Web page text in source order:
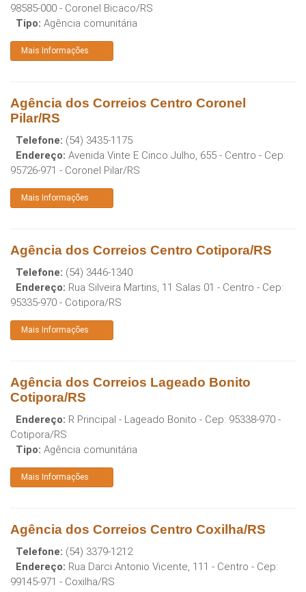
98585-000 - Coronel Bicaco/RS
Tipo: Agência comunitária
Mais Informações
Agência dos Correios Centro Coronel
Pilar/RS
Telefone: (54) 3435-1175
Endereço: Avenida Vinte E Cinco Julho, 655 - Centro - Cep:
95726-971 - Coronel Pilar/RS
Mais Informações
Agência dos Correios Centro Cotipora/RS
Telefone: (54) 3446-1340
Endereço: Rua Silveira Martins, 11 Salas 01 - Centro - Cep:
95335-970 - Cotipora/RS
Mais Informações
Agência dos Correios Lageado Bonito
Cotipora/RS
Endereço: R Principal - Lageado Bonito - Cep: 95338-970 -
Cotipora/RS
Tipo: Agência comunitária
Mais Informações
Agência dos Correios Centro Coxilha/RS
Telefone: (54) 3379-1212
Endereço: Rua Darci Antonio Vicente, 111 - Centro - Cep:
99145-971 - Coxilha/RS